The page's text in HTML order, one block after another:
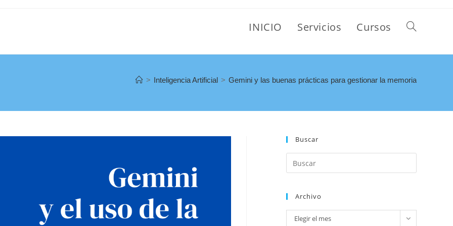
INICIO Servicios Cursos
> Inteligencia Artificial > Gemini y las buenas prácticas para gestionar la memoria
Buscar
Archivo
Elegir el mes